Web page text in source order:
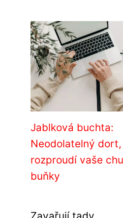
Jablková buchta:
Neodolatelný
rozproudí vaše
buňky